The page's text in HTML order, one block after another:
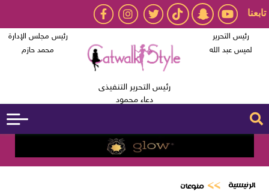
تابعنا
رئيس التحرير
لميس عبد الله
رئيس التحرير التنفيذى
دعاء محمود
رئيس مجلس الإدارة
محمد حازم
الرئيسية منوعات